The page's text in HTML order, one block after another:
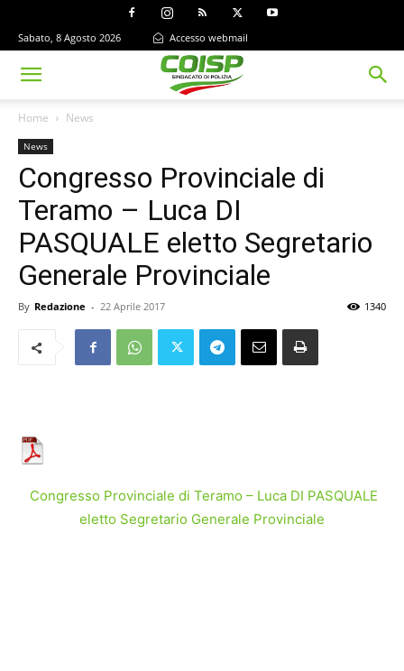
Sabato, 8 Agosto 2026 Accesso webmail
Home News
News
Congresso Provinciale di
Teramo – Luca DI
PASQUALE eletto Segretario
Generale Provinciale
By Redazione - 22 Aprile 2017 1340
Congresso Provinciale di Teramo – Luca DI PASQUALE
eletto Segretario Generale Provinciale